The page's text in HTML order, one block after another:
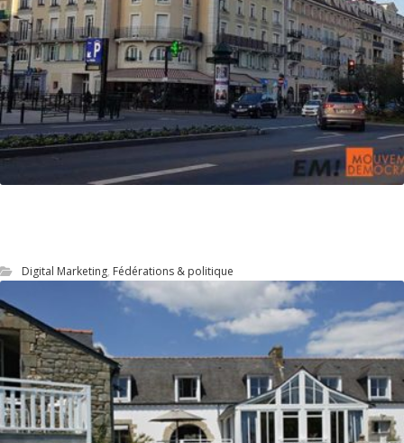
Digital Marketing, Fédérations & politique